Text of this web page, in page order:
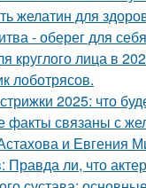
желатин для
- оберег для
круглого лица в
лоботрясов.
2025: что
факты связаны с
и Евгения
ли, что